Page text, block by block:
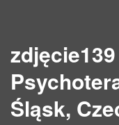
Śląsk,